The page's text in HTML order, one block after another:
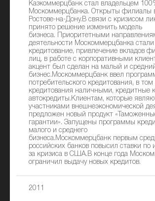
Казкоммерцбанк стал владельцем
Москоммерцбанка. Открыты филиалы
Ростове-на-Дону.В связи с кризисом
принято решение изменить модель
бизнеса. Приоритетными
деятельности Москоммерцбанка стали
кредитование, привлечение вкладов
лиц, в работе с корпоративными
акцент был сделан на малый и средний
бизнес.Москоммерцбанк ввел
потребительского кредитования, в том
кредитования наличными, кредитные
автокредиты.Клиентам, которые
участниками внешнеэкономической
предложен новый продукт
гарантии». Запущены программы
малого и среднего
бизнеса.Москоммерцбанк первым
российских банков повысил ставки по
за кризиса в США.В конце года
ограничил выдачу новых кредитов.
2011